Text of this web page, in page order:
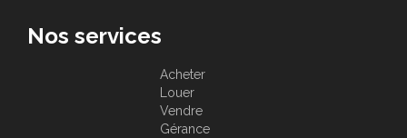
Nos services
Acheter
Louer
Vendre
Gérance